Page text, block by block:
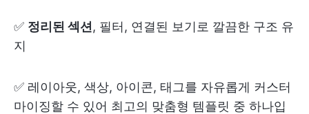
✅ 정리된 섹션 , 필터, 연결된 보기로 깔끔한 구조 유
지
✅ 레이아웃, 색상, 아이콘, 태그를 자유롭게 커스터
마이징할 수 있어 최고의 맞춤형 템플릿 중 하나입